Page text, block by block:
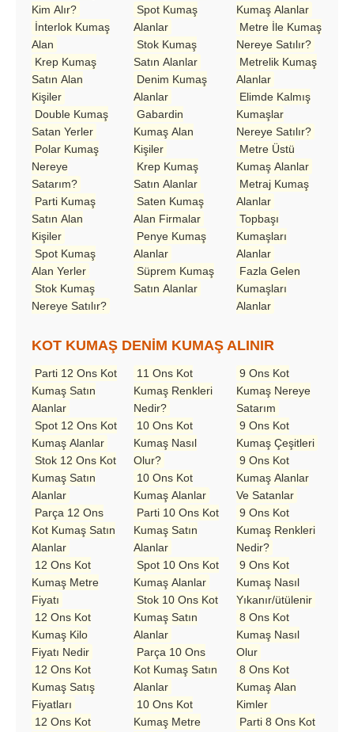
Kim Alır?
İnterlok Kumaş
Alan
Krep Kumaş
Satın Alan
Kişiler
Double Kumaş
Satan Yerler
Polar Kumaş
Nereye
Satarım?
Parti Kumaş
Satın Alan
Kişiler
Spot Kumaş
Alan Yerler
Stok Kumaş
Nereye Satılır?
Spot Kumaş
Alanlar
Stok Kumaş
Satın Alanlar
Denim Kumaş
Alanlar
Gabardin
Kumaş Alan
Kişiler
Krep Kumaş
Satın Alanlar
Saten Kumaş
Alan Firmalar
Penye Kumaş
Alanlar
Süprem Kumaş
Satın Alanlar
Kumaş Alanlar
Metre İle Kumaş
Nereye Satılır?
Metrelik Kumaş
Alanlar
Elimde Kalmış
Kumaşlar
Nereye Satılır?
Metre Üstü
Kumaş Alanlar
Metraj Kumaş
Alanlar
Topbaşı
Kumaşları
Alanlar
Fazla Gelen
Kumaşları
Alanlar
KOT KUMAŞ DENİM KUMAŞ ALINIR
Parti 12 Ons Kot
Kumaş Satın
Alanlar
Spot 12 Ons Kot
Kumaş Alanlar
Stok 12 Ons Kot
Kumaş Satın
Alanlar
Parça 12 Ons
Kot Kumaş Satın
Alanlar
12 Ons Kot
Kumaş Metre
Fiyatı
12 Ons Kot
Kumaş Kilo
Fiyatı Nedir
12 Ons Kot
Kumaş Satış
Fiyatları
12 Ons Kot
11 Ons Kot
Kumaş Renkleri
Nedir?
10 Ons Kot
Kumaş Nasıl
Olur?
10 Ons Kot
Kumaş Alanlar
Parti 10 Ons Kot
Kumaş Satın
Alanlar
Spot 10 Ons Kot
Kumaş Alanlar
Stok 10 Ons Kot
Kumaş Satın
Alanlar
Parça 10 Ons
Kot Kumaş Satın
Alanlar
10 Ons Kot
Kumaş Metre
9 Ons Kot
Kumaş Nereye
Satarım
9 Ons Kot
Kumaş Çeşitleri
9 Ons Kot
Kumaş Alanlar
Ve Satanlar
9 Ons Kot
Kumaş Renkleri
Nedir?
9 Ons Kot
Kumaş Nasıl
Yıkanır/ütülenir
8 Ons Kot
Kumaş Nasıl
Olur
8 Ons Kot
Kumaş Alan
Kimler
Parti 8 Ons Kot